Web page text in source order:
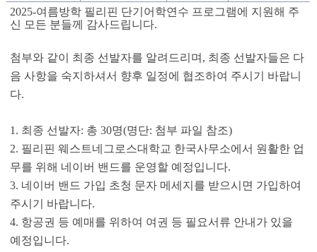
2025-여름방학 필리핀 단기어학연수 프로그램에 지원해 주
신 모든 분들께 감사드립니다.
첨부와 같이 최종 선발자를 알려드리며, 최종 선발자들은 다
음 사항을 숙지하셔서 향후 일정에 협조하여 주시기 바랍니
다.
1. 최종 선발자: 총 30명(명단: 첨부 파일 참조)
2. 필리핀 웨스트네그로스대학교 한국사무소에서 원활한 업
무를 위해 네이버 밴드를 운영할 예정입니다.
3. 네이버 밴드 가입 초청 문자 메세지를 받으시면 가입하여
주시기 바랍니다.
4. 항공권 등 예매를 위하여 여권 등 필요서류 안내가 있을
예정입니다.